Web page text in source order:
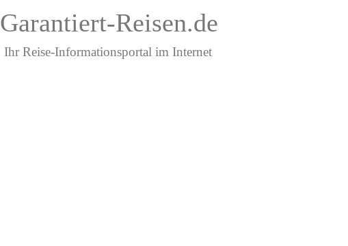
Garantiert-Reisen.de
Ihr Reise-Informationsportal im Internet